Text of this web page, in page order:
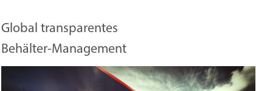
Global transparentes
Behälter-Management